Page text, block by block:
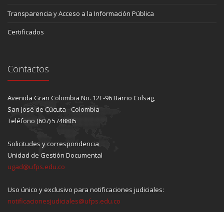
Transparencia y Acceso a la Información Pública
Certificados
Contactos
Avenida Gran Colombia No. 12E-96 Barrio Colsag,
San José de Cúcuta - Colombia
Teléfono (607) 5748805
Solicitudes y correspondencia
Unidad de Gestión Documental
ugad@ufps.edu.co
Uso único y exclusivo para notificaciones judiciales:
notificacionesjudiciales@ufps.edu.co